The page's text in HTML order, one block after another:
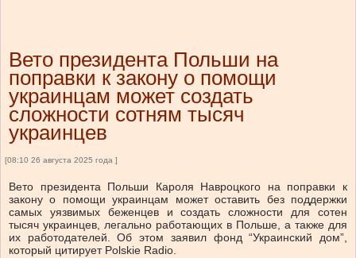
Вето президента Польши на
поправки к закону о помощи
украинцам может создать
сложности сотням тысяч
украинцев
[08:10 26 августа 2025 года ]
Вето президента Польши Кароля Навроцкого на поправки к
закону о помощи украинцам может оставить без поддержки
самых уязвимых беженцев и создать сложности для сотен
тысяч украинцев, легально работающих в Польше, а также для
их работодателей. Об этом заявил фонд “Украинский дом”,
который цитирует Polskie Radio.